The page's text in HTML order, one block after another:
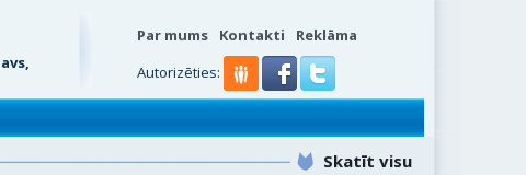
Par mums Kontakti
Reklāma
Autorizēties:
Skatīt visu